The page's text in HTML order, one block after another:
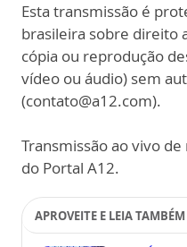
Esta transmissão é
brasileira sobre direito
cópia ou reprodução
vídeo ou áudio) sem
(contato@a12.com).
Transmissão ao vivo
do Portal A12.
APROVEITE E LEIA TAMBÉM